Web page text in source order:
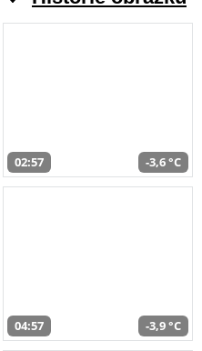
02:57 -3,6 °C
04:57 -3,9 °C